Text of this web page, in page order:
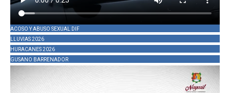
ACOSO Y ABUSO SEXUAL DIF
LLUVIAS 2026
HURACANES 2026
GUSANO BARRENADOR